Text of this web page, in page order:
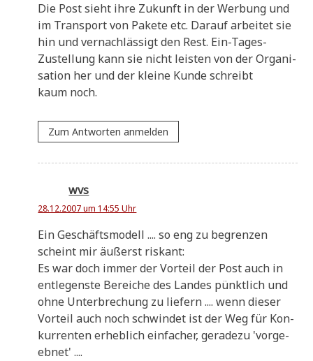
Die Post sieht ihre Zukunft in der Wer­bung und
im Trans­port von Pake­te etc. Dar­auf arbei­tet sie
hin und ver­nach­läs­sigt den Rest. Ein-Tages-
Zustel­lung kann sie nicht lei­sten von der Orga­ni­
sa­ti­on her und der klei­ne Kun­de schreibt
kaum noch.
Zum Antworten anmelden
wvs
28.12.2007 um 14:55 Uhr
Ein Geschäfts­mo­dell .... so eng zu begren­zen
scheint mir äußerst riskant:
Es war doch immer der Vor­teil der Post auch in
ent­le­gen­ste Berei­che des Lan­des pünkt­lich und
ohne Unter­bre­chung zu lie­fern .... wenn die­ser
Vor­teil auch noch schwin­det ist der Weg für Kon­
kur­ren­ten erheb­lich ein­fa­cher, gera­de­zu 'vor­ge­
eb­net' ....